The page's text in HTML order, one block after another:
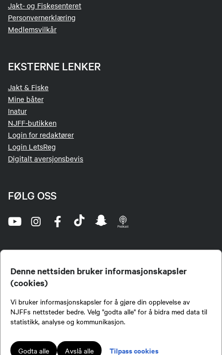
Denne nettsiden bruker informasjonskapsler
(cookies)
Vi bruker informasjonskapsler for å gjøre din opplevelse av
NJFFs nettsteder bedre. Velg "godta alle" for å bidra med data til
statistikk, analyse og kommunikasjon.
Godta alle Avslå alle Tilpass cookies
Jakt- og Fiskesenteret
Personvernerklæring
Medlemsvilkår
EKSTERNE LENKER
Jakt & Fiske
Mine båter
Inatur
NJFF-butikken
Login for redaktører
Login LetsReg
Digitalt aversjonsbevis
FØLG OSS
jegere og sportsfiskere og et av de viktigste miljøene for formidling av kunnskap om jakt og
fiske i Norge. Vi er en partipolitisk nøytral organisasjon, men har et sterkt jakt-, fiske-, og
naturpolitisk engasjement i mange saker.
Lokalforeninger tilsluttet Norges Jeger- og Fiskerforbund har ansvar for innhold de
publiserer på njff.no.